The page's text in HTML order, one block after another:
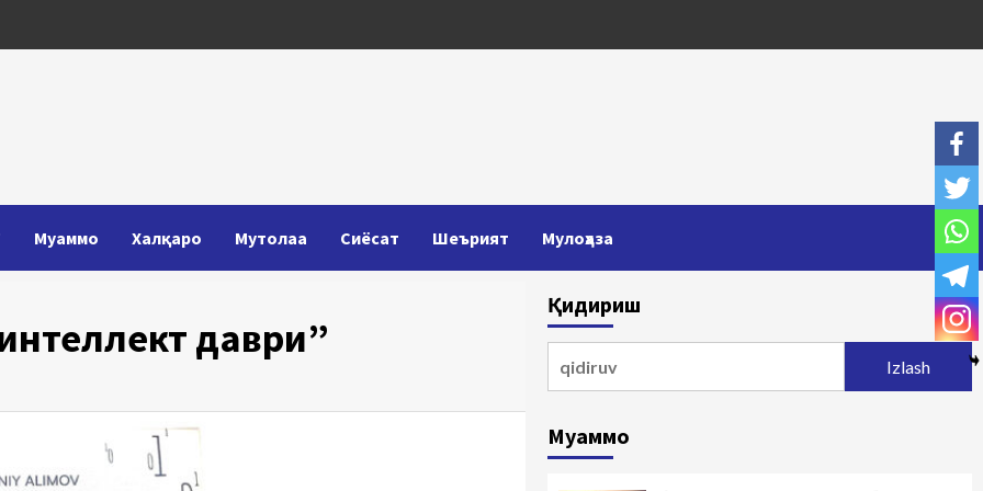
Муаммо Халқаро Мутолаа Сиёсат Шеърият Мулоҳаза
даври”
Қидириш
Муаммо